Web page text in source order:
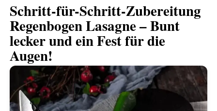
Schritt-für-Schritt-Zubereitung
Regenbogen Lasagne – Bunt
lecker und ein Fest für die
Augen!